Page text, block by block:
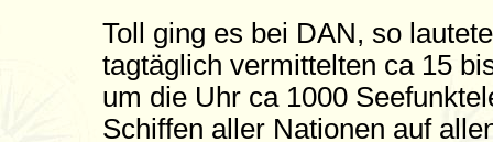
Toll ging es bei DAN, so
tagtäglich vermittelten ca 15
um die Uhr ca 1000
Schiffen aller Nationen auf